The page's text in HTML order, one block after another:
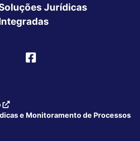
Jurídicas
e Monitoramento de Processos